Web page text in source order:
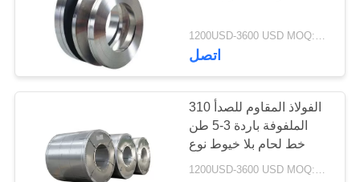
قطاع الفولاذ المقاوم
36
1200USD-3600 USD MOQ:500 كلغ
اتصل
310 الفولاذ المقاوم للصدأ
الملفوفة باردة 3-5 طن
خط لحام بلا خيوط نوع
1200USD-3600 USD MOQ:500 كلغ